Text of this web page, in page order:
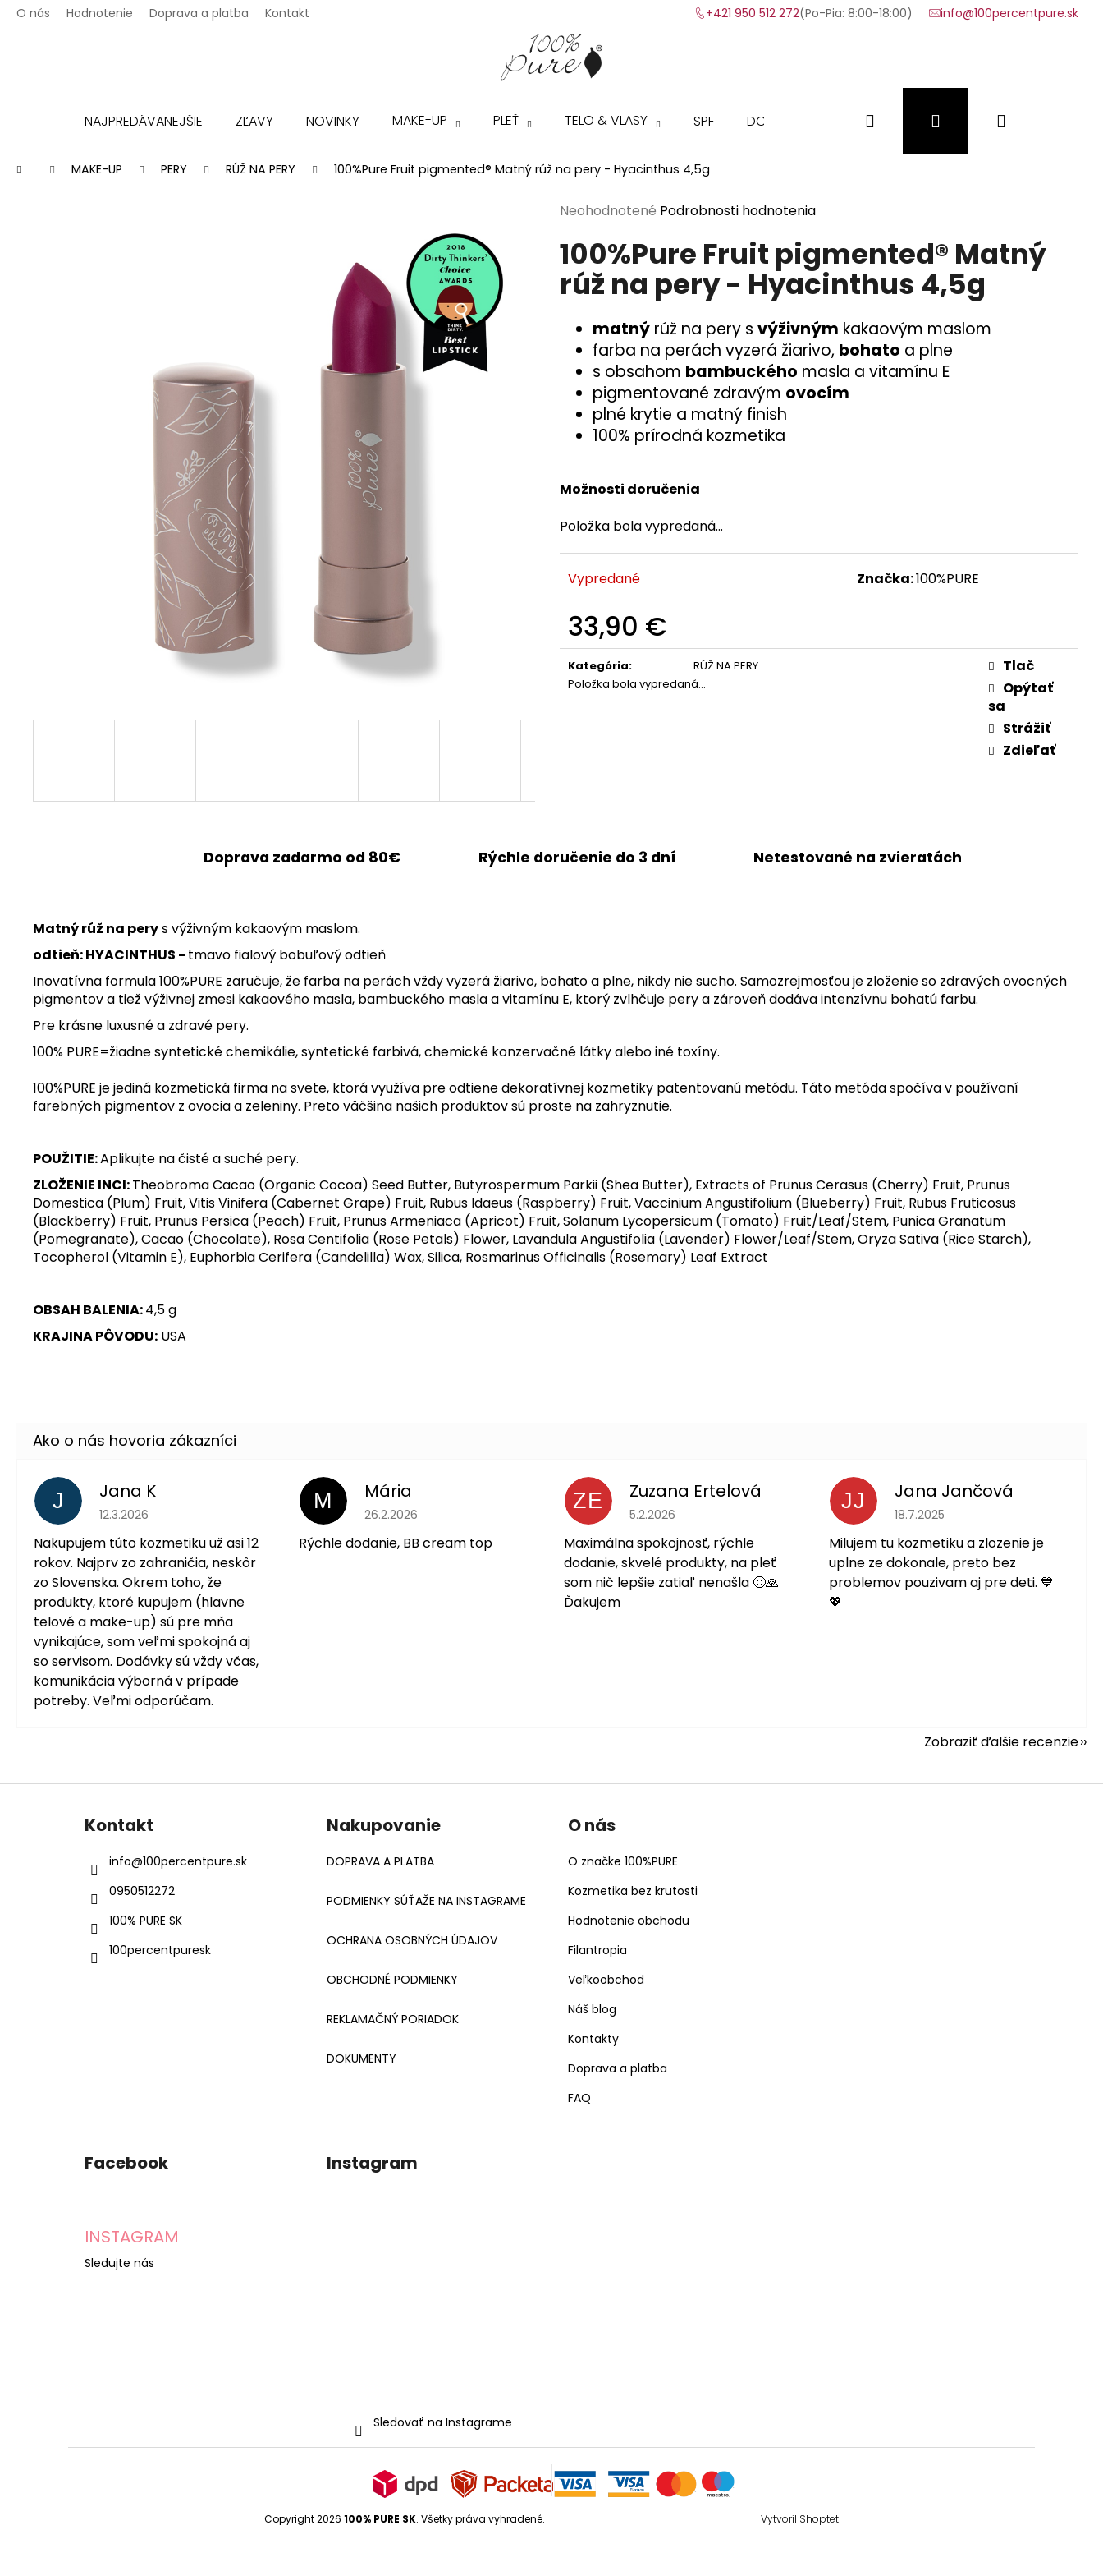
Prejsť
+421 950 512 272(Po-Pia: 8:00-18:00) info@100percentpure.sk
O nás Hodnotenie Doprava a platba Kontakt
NAJPREDÁVANEJŠIE ZĽAVY NOVINKY MAKE-UP PLEŤ TELO & VLASY SPF DOPLNKY VÝHODNÉ SADY VZORKY
Hľadať Prihlásenie
DomovMAKE-UP PERY RÚŽ NA PERY 100%Pure Fruit pigmented® Matný rúž na pery - Hyacinthus 4,5g
Priemerné
produktu
je
0,0
z
hviezdičiek.
Neohodnotené Podrobnosti hodnotenia
100%Pure Fruit pigmented® Matný
rúž na pery - Hyacinthus 4,5g
matný rúž na pery s výživným kakaovým maslom
farba na perách vyzerá žiarivo, bohato a plne
s obsahom bambuckého masla a vitamínu E
pigmentované zdravým ovocím
plné krytie a matný finish
100% prírodná kozmetika
Možnosti doručenia
Položka bola vypredaná…
Vypredané Značka:100%PURE
33,90 €
Jednotková
cena:
Kategória:
RÚŽ NA PERY
Položka bola vypredaná…
Tlač
Opýtať
sa
Strážiť
Zdieľať
Doprava zadarmo od 80€ Rýchle doručenie do 3 dní Netestované na zvieratách
Matný rúž na perys výživným kakaovým maslom.
odtieň: HYACINTHUS - tmavo fialový bobuľový odtieň
Inovatívna formula 100%PURE zaručuje, že farba na perách vždy vyzerá žiarivo, bohato a plne, nikdy nie sucho. Samozrejmosťou je zloženie so zdravých ovocných
pigmentov a tiež výživnej zmesi kakaového masla, bambuckého masla a vitamínu E, ktorý zvlhčuje pery a zároveň dodáva intenzívnu bohatú farbu.
Pre krásne luxusné a zdravé pery.
100% PURE=žiadne syntetické chemikálie, syntetické farbivá, chemické konzervačné látky alebo iné toxíny.
100%PURE je jediná kozmetická firma na svete, ktorá využíva pre odtiene dekoratívnej kozmetiky patentovanú metódu. Táto metóda spočíva v používaní
farebných pigmentov z ovocia a zeleniny. Preto väčšina našich produktov sú proste na zahryznutie.
POUŽITIE:Aplikujte na čisté a suché pery.
ZLOŽENIE INCI:Theobroma Cacao (Organic Cocoa) Seed Butter, Butyrospermum Parkii (Shea Butter), Extracts of Prunus Cerasus (Cherry) Fruit, Prunus
Domestica (Plum) Fruit, Vitis Vinifera (Cabernet Grape) Fruit, Rubus Idaeus (Raspberry) Fruit, Vaccinium Angustifolium (Blueberry) Fruit, Rubus Fruticosus
(Blackberry) Fruit, Prunus Persica (Peach) Fruit, Prunus Armeniaca (Apricot) Fruit, Solanum Lycopersicum (Tomato) Fruit/Leaf/Stem, Punica Granatum
(Pomegranate), Cacao (Chocolate), Rosa Centifolia (Rose Petals) Flower, Lavandula Angustifolia (Lavender) Flower/Leaf/Stem, Oryza Sativa (Rice Starch),
Tocopherol (Vitamin E), Euphorbia Cerifera (Candelilla) Wax, Silica, Rosmarinus Officinalis (Rosemary) Leaf Extract
OBSAH BALENIA:4,5 g
KRAJINA PÔVODU: USA
J Jana K
Hodnotenie obchodu je 5 z 5 hviezdičiek.
12.3.2026
Nakupujem túto kozmetiku už asi 12
rokov. Najprv zo zahraničia, neskôr
zo Slovenska. Okrem toho, že
produkty, ktoré kupujem (hlavne
telové a make-up) sú pre mňa
vynikajúce, som veľmi spokojná aj
so servisom. Dodávky sú vždy včas,
komunikácia výborná v prípade
potreby. Veľmi odporúčam.
M Mária
Hodnotenie obchodu je 5 z 5 hviezdičiek.
26.2.2026
Rýchle dodanie, BB cream top
ZE Zuzana Ertelová
Hodnotenie obchodu je 5 z 5 hviezdičiek.
5.2.2026
Maximálna spokojnosť, rýchle
dodanie, skvelé produkty, na pleť
som nič lepšie zatiaľ nenašla 🙂🙏
Ďakujem
JJ Jana Jančová
Hodnotenie obchodu je 5 z 5
18.7.2025
Milujem tu kozmetiku a zlozenie je
uplne ze dokonale, preto bez
problemov pouzivam aj pre deti. 💙
💖
Zobraziť ďalšie recenzie
Čo potrebujete nájsť?
Z
Kontakt
info@100percentpure.sk
0950512272
100% PURE SK
100percentpuresk
Nakupovanie
DOPRAVA A PLATBA
PODMIENKY SÚŤAŽE NA INSTAGRAME
OCHRANA OSOBNÝCH ÚDAJOV
OBCHODNÉ PODMIENKY
REKLAMAČNÝ PORIADOK
DOKUMENTY
O nás
O značke 100%PURE
Kozmetika bez krutosti
Hodnotenie obchodu
Filantropia
Veľkoobchod
Náš blog
Kontakty
Doprava a platba
FAQ
Facebook
INSTAGRAM
Sledujte nás
Instagram
Sledovať na Instagrame
Vytvoril Shoptet
Copyright 2026 100% PURE SK. Všetky práva vyhradené.